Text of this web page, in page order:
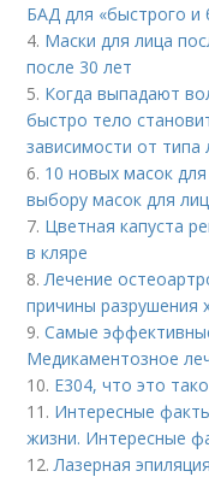
БАД для «быстрого и
4. Маски для лица
после 30 лет
5. Когда выпадают
быстро тело
зависимости от типа
6. 10 новых масок
выбору масок для
7. Цветная капуста
в кляре
8. Лечение
причины разрушения
9.Самые
Медикаментозное
10. Е304, что это
11. Интересные
жизни. Интересные
12. Лазерная